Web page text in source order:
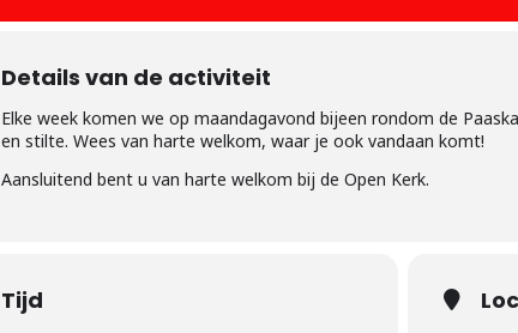
Details van de activiteit
Elke week komen we op maandagavond bijeen rondom de
en stilte. Wees van harte welkom, waar je ook vandaan komt!
Aansluitend bent u van harte welkom bij de Open Kerk.
Tijd